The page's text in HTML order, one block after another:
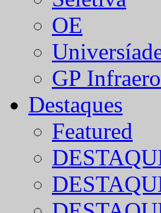
OE
GP Infraero
Destaques
Featured